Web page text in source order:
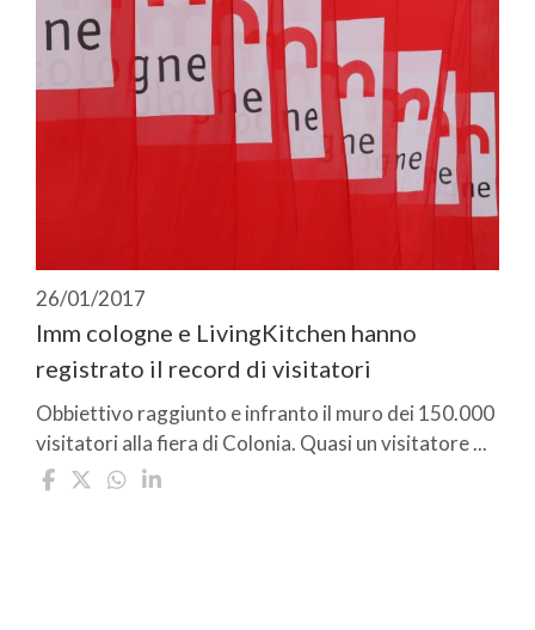
26/01/2017
Imm cologne e LivingKitchen hanno
registrato il record di visitatori
Obbiettivo raggiunto e infranto il muro dei 150.000
visitatori alla fiera di Colonia. Quasi un visitatore ...